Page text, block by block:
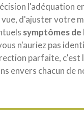
l'adéquation
d'ajuster votre
symptômes
n'auriez pas
parfaite, c'est
envers chacun de